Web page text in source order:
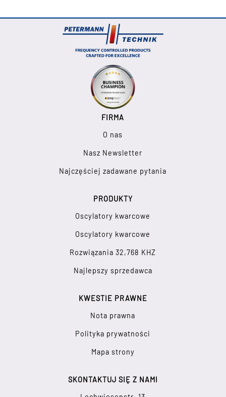
FIRMA
O nas
Nasz Newsletter
Najczęściej zadawane pytania
PRODUKTY
Oscylatory kwarcowe
Oscylatory kwarcowe
Rozwiązania 32,768 KHZ
Najlepszy sprzedawca
KWESTIE PRAWNE
Nota prawna
Polityka prywatności
Mapa strony
SKONTAKTUJ SIĘ Z NAMI